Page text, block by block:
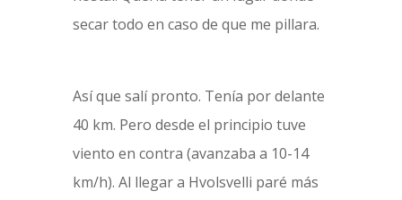
secar todo en caso de que me pillara.
Así que salí pronto. Tenía por delante
40 km. Pero desde el principio tuve
viento en contra (avanzaba a 10-14
km/h). Al llegar a Hvolsvelli paré más